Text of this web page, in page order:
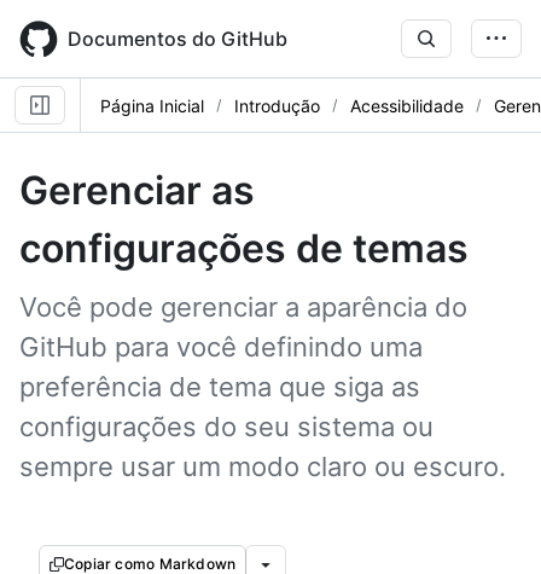
main
content
Documentos do GitHub
Página Inicial Introdução Acessibilidade
Gerenciar as
configurações de temas
Você pode gerenciar a aparência do
GitHub para você definindo uma
preferência de tema que siga as
configurações do seu sistema ou
sempre usar um modo claro ou escuro.
Copiar como Markdown